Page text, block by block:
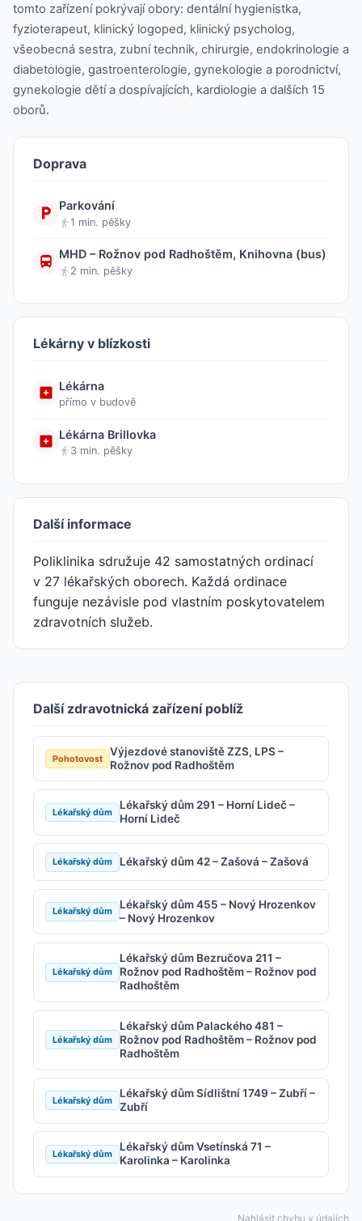
tomto zařízení pokrývají obory: dentální hygienistka,
fyzioterapeut, klinický logoped, klinický psycholog,
všeobecná sestra, zubní technik, chirurgie, endokrinologie a
diabetologie, gastroenterologie, gynekologie a porodnictví,
gynekologie dětí a dospívajících, kardiologie a dalších 15
oborů.
Doprava
Parkování
1 min. pěšky
MHD – Rožnov pod Radhoštěm, Knihovna (bus)
2 min. pěšky
Lékárny v blízkosti
Lékárna
přímo v budově
Lékárna Brillovka
3 min. pěšky
Další informace
Poliklinika sdružuje 42 samostatných ordinací
v 27 lékařských oborech. Každá ordinace
funguje nezávisle pod vlastním poskytovatelem
zdravotních služeb.
Další zdravotnická zařízení poblíž
Pohotovost
Výjezdové stanoviště ZZS, LPS –
Rožnov pod Radhoštěm
Lékařský dům
Lékařský dům 291 – Horní Lideč –
Horní Lideč
Lékařský dům Lékařský dům 42 – Zašová – Zašová
Lékařský dům
Lékařský dům 455 – Nový Hrozenkov
– Nový Hrozenkov
Lékařský dům
Lékařský dům Bezručova 211 –
Rožnov pod Radhoštěm – Rožnov pod
Radhoštěm
Lékařský dům
Lékařský dům Palackého 481 –
Rožnov pod Radhoštěm – Rožnov pod
Radhoštěm
Lékařský dům
Lékařský dům Sídlištní 1749 – Zubří –
Zubří
Lékařský dům
Lékařský dům Vsetínská 71 –
Karolinka – Karolinka
Nahlásit chybu v údajích